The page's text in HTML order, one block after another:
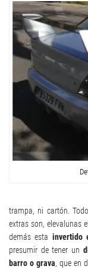
trampa, ni cartón.
extras son, elevalunas
demás esta invertido
presumir de tener un
barro o grava, que en